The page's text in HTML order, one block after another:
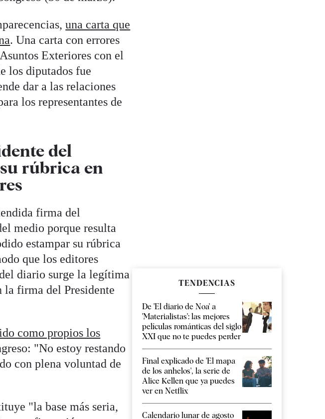
una carta que
. Una carta con errores
Exteriores con el
los diputados fue
dar a las relaciones
los representantes de
del
rúbrica en
firma del
medio porque resulta
estampar su rúbrica
que los editores
diario surge la legítima
la firma del Presidente
como propios los
"No estoy restando
con plena voluntad de
"la base más seria,
TENDENCIAS
De 'El diario de Noa' a
'Materialistas': las mejores
películas románticas del siglo
XXI que no te puedes perder
Final explicado de 'El mapa
de los anhelos', la serie de
Alice Kellen que ya puedes
ver en Netflix
Calendario lunar de agosto